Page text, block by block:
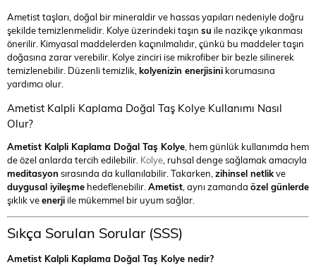
Ametist taşları, doğal bir mineraldir ve hassas yapıları nedeniyle doğru
şekilde temizlenmelidir. Kolye üzerindeki taşın su ile nazikçe yıkanması
önerilir. Kimyasal maddelerden kaçınılmalıdır, çünkü bu maddeler taşın
doğasına zarar verebilir. Kolye zinciri ise mikrofiber bir bezle silinerek
temizlenebilir. Düzenli temizlik,kolyenizin enerjisini korumasına
yardımcı olur.
Ametist Kalpli Kaplama Doğal Taş Kolye Kullanımı Nasıl
Olur?
Ametist Kalpli Kaplama Doğal Taş Kolye, hem günlük kullanımda hem
de özel anlarda tercih edilebilir. Kolye, ruhsal denge sağlamak amacıyla
meditasyon sırasında da kullanılabilir. Takarken,zihinsel netlikve
duygusal iyileşme hedeflenebilir.Ametist, aynı zamanda özel günlerde
şıklık veenerji ile mükemmel bir uyum sağlar.
Sıkça Sorulan Sorular (SSS)
Ametist Kalpli Kaplama Doğal Taş Kolye nedir?